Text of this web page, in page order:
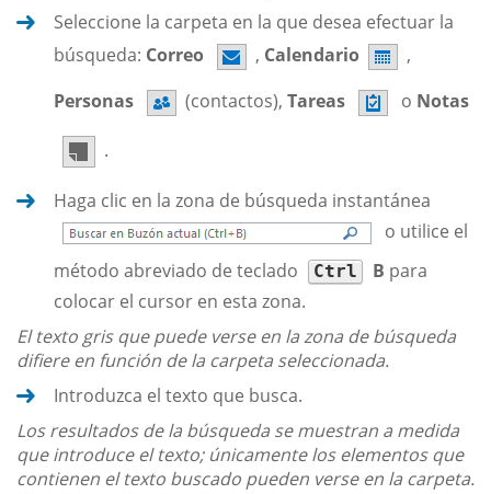
Seleccione la carpeta en la que desea efectuar la
búsqueda: Correo , Calendario
,
Personas
(contactos), Tareas o Notas
.
Haga clic en la zona de búsqueda instantánea
o utilice el
método abreviado de teclado
Ctrl B para
colocar el cursor en esta zona.
El texto gris que puede verse en la zona de búsqueda
difiere en función de la carpeta seleccionada.
Introduzca el texto que busca.
Los resultados de la búsqueda se muestran a medida
que introduce el texto; únicamente los elementos que
contienen el texto buscado pueden verse en la carpeta.